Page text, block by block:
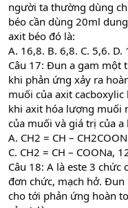
người ta thường dùng
béo cần dùng 20ml
axit béo đó là:
A. 16,8. B. 6,8. C. 5,6. D.
Câu 17: Đun a gam một
khi phản ứng xảy ra
muối của axit
khi axit hóa lượng muối
của muối và giá trị của a
A. CH2 = CH –
C. CH2 = CH – COONa,
Câu 18: A là este 3
đơn chức, mạch hở.
cho tới phản ứng hoàn